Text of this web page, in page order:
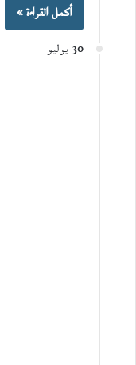
أكمل القراءة »
30 يوليو